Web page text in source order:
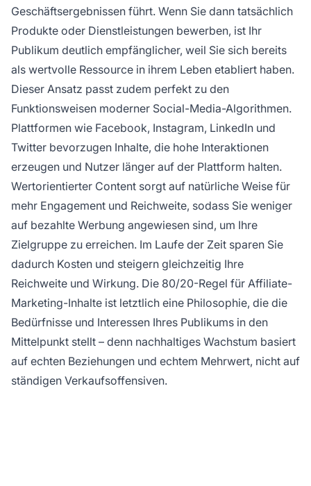
Geschäftsergebnissen führt. Wenn Sie dann tatsächlich
Produkte oder Dienstleistungen bewerben, ist Ihr
Publikum deutlich empfänglicher, weil Sie sich bereits
als wertvolle Ressource in ihrem Leben etabliert haben.
Dieser Ansatz passt zudem perfekt zu den
Funktionsweisen moderner Social-Media-Algorithmen.
Plattformen wie Facebook, Instagram, LinkedIn und
Twitter bevorzugen Inhalte, die hohe Interaktionen
erzeugen und Nutzer länger auf der Plattform halten.
Wertorientierter Content sorgt auf natürliche Weise für
mehr Engagement und Reichweite, sodass Sie weniger
auf bezahlte Werbung angewiesen sind, um Ihre
Zielgruppe zu erreichen. Im Laufe der Zeit sparen Sie
dadurch Kosten und steigern gleichzeitig Ihre
Reichweite und Wirkung. Die 80/20-Regel für Affiliate-
Marketing-Inhalte ist letztlich eine Philosophie, die die
Bedürfnisse und Interessen Ihres Publikums in den
Mittelpunkt stellt – denn nachhaltiges Wachstum basiert
auf echten Beziehungen und echtem Mehrwert, nicht auf
ständigen Verkaufsoffensiven.